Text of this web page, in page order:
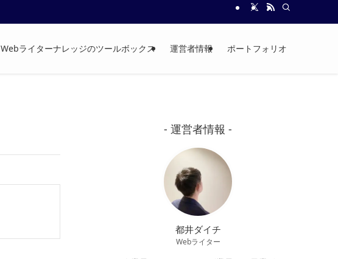
Webライターナレッジのツールボックス 運営者情報 ポートフォリオ
都井ダイチ
Webライター